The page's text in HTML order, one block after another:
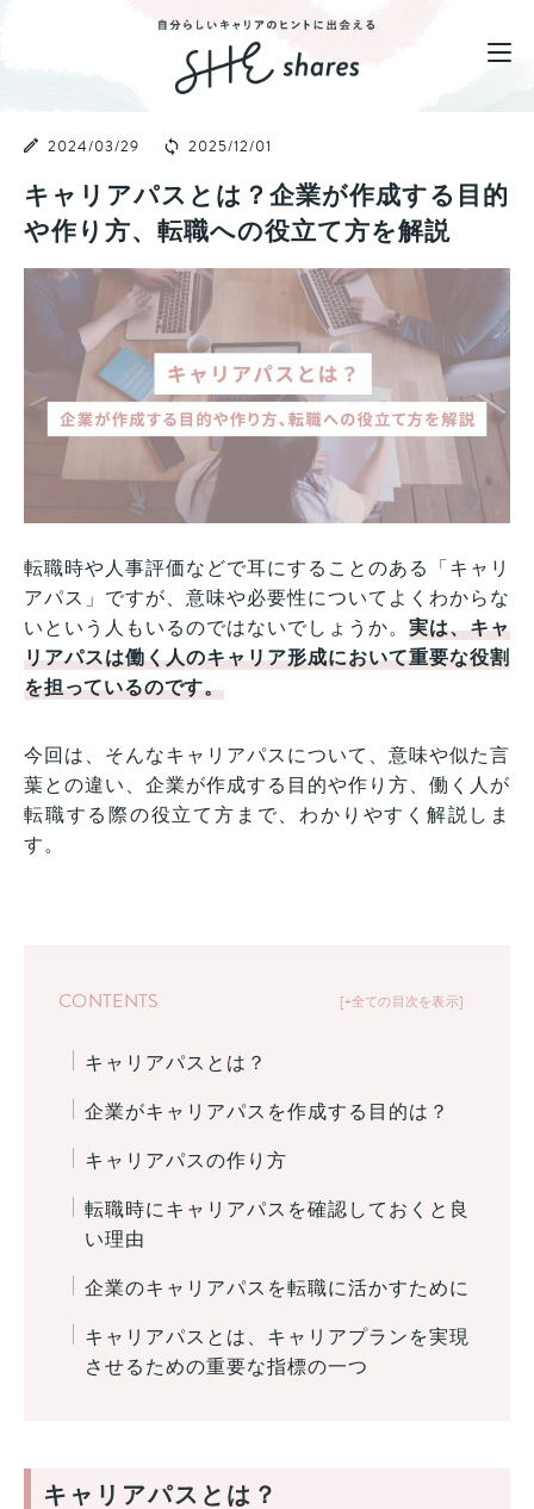
2024/03/29 2025/12/01
キャリアパスとは？企業が作成する目的
や作り方、転職への役立て方を解説
転職時や人事評価などで耳にすることのある「キャリ
アパス」ですが、意味や必要性についてよくわからな
いという人もいるのではないでしょうか。実は、キャ
リアパスは働く人のキャリア形成において重要な役割
を担っているのです。
今回は、そんなキャリアパスについて、意味や似た言
葉との違い、企業が作成する目的や作り方、働く人が
転職する際の役立て方まで、わかりやすく解説しま
す。
+全ての目次を表示
CONTENTS
キャリアパスとは？
企業がキャリアパスを作成する目的は？
キャリアパスの作り方
転職時にキャリアパスを確認しておくと良
い理由
企業のキャリアパスを転職に活かすために
キャリアパスとは、キャリアプランを実現
させるための重要な指標の一つ
キャリアパスとは？